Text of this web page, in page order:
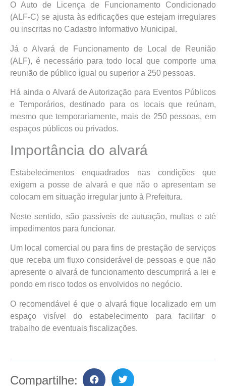
O Auto de Licença de Funcionamento Condicionado
(ALF-C) se ajusta às edificações que estejam irregulares
ou inscritas no Cadastro Informativo Municipal.
Já o Alvará de Funcionamento de Local de Reunião
(ALF), é necessário para todo local que comporte uma
reunião de público igual ou superior a 250 pessoas.
Há ainda o Alvará de Autorização para Eventos Públicos
e Temporários, destinado para os locais que reúnam,
mesmo que temporariamente, mais de 250 pessoas, em
espaços públicos ou privados.
Importância do alvará
Estabelecimentos enquadrados nas condições que
exigem a posse de alvará e que não o apresentam se
colocam em situação irregular junto à Prefeitura.
Neste sentido, são passíveis de autuação, multas e até
impedimentos para funcionar.
Um local comercial ou para fins de prestação de serviços
que receba um fluxo considerável de pessoas e que não
apresente o alvará de funcionamento descumprirá a lei e
pondo em risco todos os envolvidos no negócio.
O recomendável é que o alvará fique localizado em um
espaço visível do estabelecimento para facilitar o
trabalho de eventuais fiscalizações.
Compartilhe: